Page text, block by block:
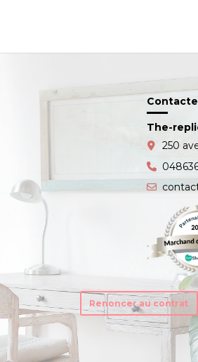
The-
250
Renoncer au contrat